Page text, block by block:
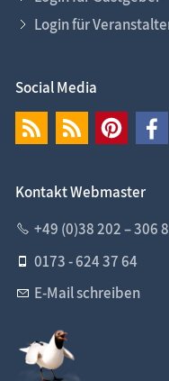
Login für
Social Media
Kontakt Webmaster
+49 (0)38 202 – 306
0173 - 624 37 64
E-Mail schreiben